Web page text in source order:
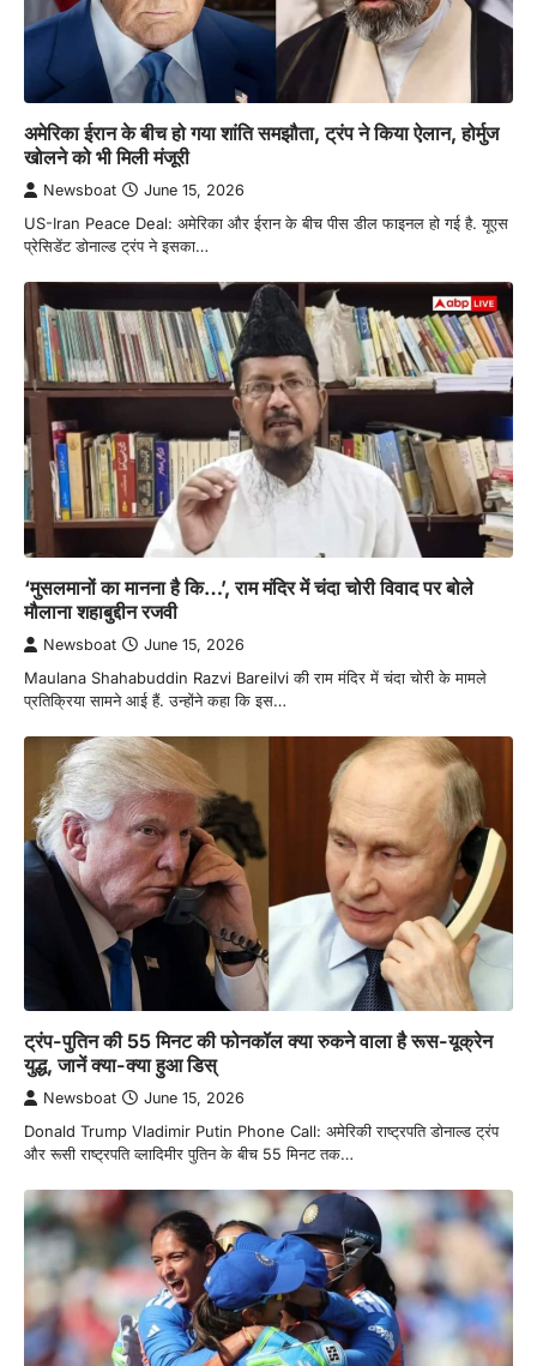
अमेरिका ईरान के बीच हो गया शांति समझौता, ट्रंप ने किया ऐलान, होर्मुज
खोलने को भी मिली मंजूरी
Newsboat June 15, 2026
US-Iran Peace Deal: अमेरिका और ईरान के बीच पीस डील फाइनल हो गई है. यूएस
प्रेसिडेंट डोनाल्ड ट्रंप ने इसका…
‘मुसलमानों का मानना है कि…’, राम मंदिर में चंदा चोरी विवाद पर बोले
मौलाना शहाबुद्दीन रजवी
Newsboat June 15, 2026
Maulana Shahabuddin Razvi Bareilvi की राम मंदिर में चंदा चोरी के मामले
प्रतिक्रिया सामने आई हैं. उन्होंने कहा कि इस…
ट्रंप-पुतिन की 55 मिनट की फोनकॉल क्या रुकने वाला है रूस-यूक्रेन
युद्ध, जानें क्या-क्या हुआ डिस्
Newsboat June 15, 2026
Donald Trump Vladimir Putin Phone Call: अमेरिकी राष्ट्रपति डोनाल्ड ट्रंप
और रूसी राष्ट्रपति व्लादिमीर पुतिन के बीच 55 मिनट तक…